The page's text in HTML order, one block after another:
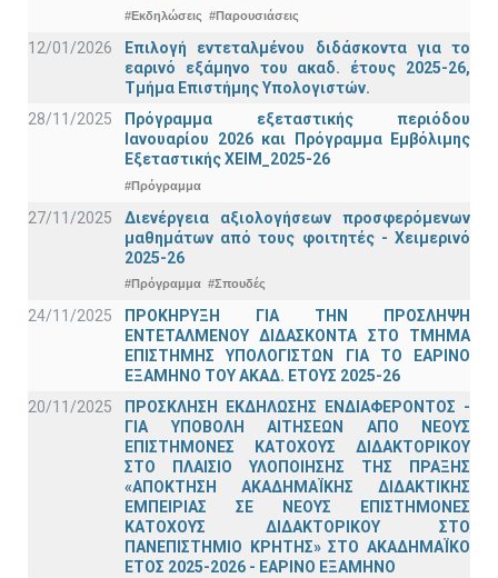
#Εκδηλώσεις #Παρουσιάσεις
12/01/2026
Επιλογή εντεταλμένου διδάσκοντα για το
εαρινό εξάμηνο του ακαδ. έτους 2025-26,
Τμήμα Επιστήμης Υπολογιστών.
28/11/2025
Πρόγραμμα εξεταστικής περιόδου
Ιανουαρίου 2026 και Πρόγραμμα Εμβόλιμης
Εξεταστικής ΧΕΙΜ_2025-26
#Πρόγραμμα
27/11/2025
Διενέργεια αξιολογήσεων προσφερόμενων
μαθημάτων από τους φοιτητές - Χειμερινό
2025-26
#Πρόγραμμα #Σπουδές
24/11/2025
ΠΡΟΚΗΡΥΞΗ ΓΙΑ ΤΗΝ ΠΡΟΣΛΗΨΗ
ΕΝΤΕΤΑΛΜΕΝΟΥ ΔΙΔΑΣΚΟΝΤΑ ΣΤΟ ΤΜΗΜΑ
ΕΠΙΣΤΗΜΗΣ ΥΠΟΛΟΓΙΣΤΩΝ ΓΙΑ ΤΟ ΕΑΡΙΝΟ
ΕΞΑΜΗΝΟ ΤΟΥ ΑΚΑΔ. ΕΤΟΥΣ 2025-26
20/11/2025
ΠΡΟΣΚΛΗΣΗ ΕΚΔΗΛΩΣΗΣ ΕΝΔΙΑΦΕΡΟΝΤΟΣ -
ΓΙΑ ΥΠΟΒΟΛΗ ΑΙΤΗΣΕΩΝ ΑΠΟ ΝΕΟΥΣ
ΕΠΙΣΤΗΜΟΝΕΣ ΚΑΤΟΧΟΥΣ ΔΙΔΑΚΤΟΡΙΚΟΥ
ΣΤΟ ΠΛΑΙΣΙΟ ΥΛΟΠΟΙΗΣΗΣ ΤΗΣ ΠΡΑΞΗΣ
«ΑΠΟΚΤΗΣΗ ΑΚΑΔΗΜΑΪΚΗΣ ΔΙΔΑΚΤΙΚΗΣ
ΕΜΠΕΙΡΙΑΣ ΣΕ ΝΕΟΥΣ ΕΠΙΣΤΗΜΟΝΕΣ
ΚΑΤΟΧΟΥΣ ΔΙΔΑΚΤΟΡΙΚΟΥ ΣΤΟ
ΠΑΝΕΠΙΣΤΗΜΙΟ ΚΡΗΤΗΣ» ΣΤΟ ΑΚΑΔΗΜΑΪΚΟ
ΕΤΟΣ 2025-2026 - ΕΑΡΙΝΟ ΕΞΑΜΗΝΟ